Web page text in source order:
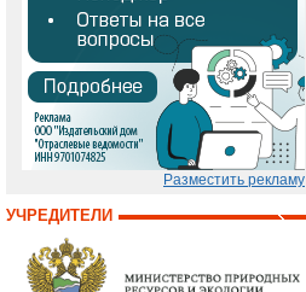
Разместить рекламу
УЧРЕДИТЕЛИ